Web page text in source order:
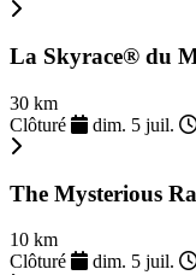
La Skyrace® du
30 km
Clôturé
dim. 5 juil.
The Mysterious
10 km
Clôturé
dim. 5 juil.